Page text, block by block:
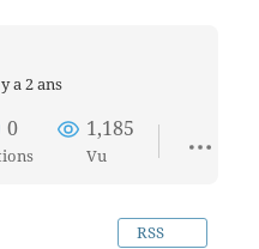
a 2 ans
0 1,185
Vu
RSS